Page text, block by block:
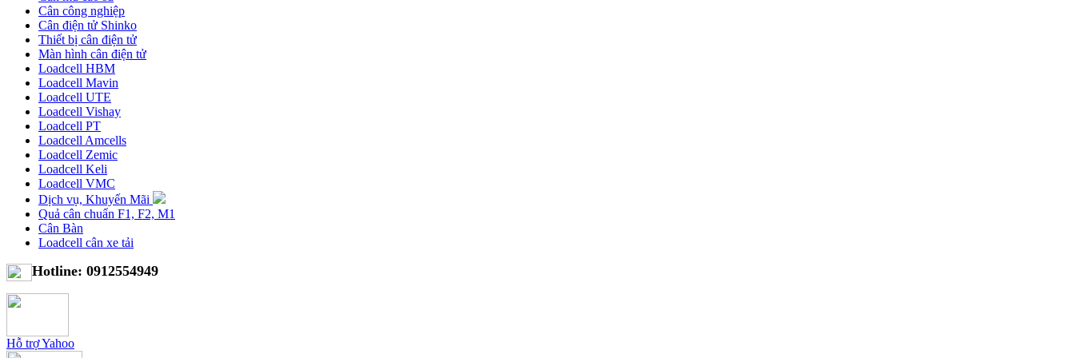
Cân công nghiệp
Cân điện tử Shinko
Thiết bị cân điện tử
Màn hình cân điện tử
Loadcell HBM
Loadcell Mavin
Loadcell UTE
Loadcell Vishay
Loadcell PT
Loadcell Amcells
Loadcell Zemic
Loadcell Keli
Loadcell VMC
Dịch vụ, Khuyến Mãi
Quả cân chuẩn F1, F2, M1
Cân Bàn
Loadcell cân xe tải
Hotline: 0912554949
Hỗ trợ Yahoo